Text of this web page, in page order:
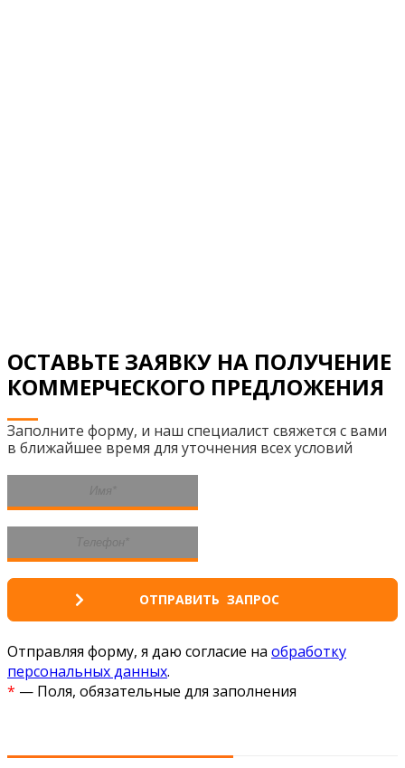
ОСТАВЬТЕ ЗАЯВКУ НА ПОЛУЧЕНИЕ
КОММЕРЧЕСКОГО ПРЕДЛОЖЕНИЯ
Заполните форму, и наш специалист свяжется с вами
в ближайшее время для уточнения всех условий
Отправляя форму, я даю согласие на обработку
персональных данных.
* — Поля, обязательные для заполнения